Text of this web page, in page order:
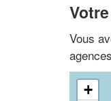
Vous
+